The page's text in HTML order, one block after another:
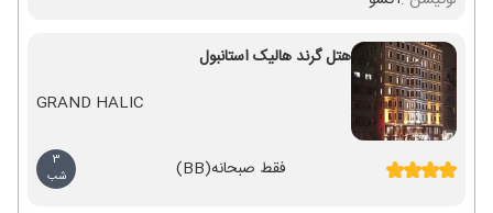
هتل گرند هالیک استانبول
GRAND HALIC
فقط صبحانه(BB)
3
شب